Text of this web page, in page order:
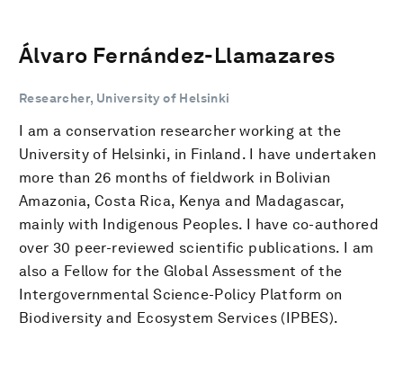
Álvaro Fernández-Llamazares
Researcher, University of Helsinki
I am a conservation researcher working at the
University of Helsinki, in Finland. I have undertaken
more than 26 months of fieldwork in Bolivian
Amazonia, Costa Rica, Kenya and Madagascar,
mainly with Indigenous Peoples. I have co-authored
over 30 peer-reviewed scientific publications. I am
also a Fellow for the Global Assessment of the
Intergovernmental Science-Policy Platform on
Biodiversity and Ecosystem Services (IPBES).